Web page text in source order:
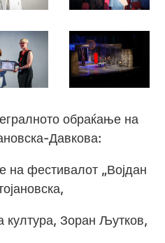
обраќање на
Давкова:
на фестивалот „Војдан
култура, Зоран Љутков,